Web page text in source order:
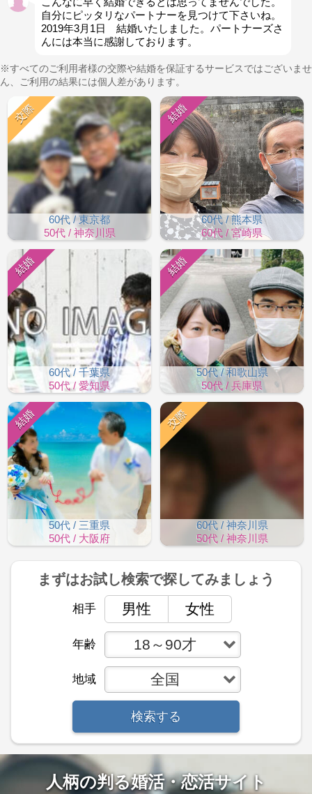
自分にピッタリなパートナーを見つけて下さいね。
2019年3月1日 結婚いたしました。パートナーズさ
んには本当に感謝しております。
※すべてのご利用者様の交際や結婚を保証するサービスではございませ
ん、ご利用の結果には個人差があります。
60代 / 東京都
50代 / 神奈川県
交際
60代 / 熊本県
60代 / 宮崎県
結婚
60代 / 千葉県
50代 / 愛知県
結婚
50代 / 和歌山県
50代 / 兵庫県
結婚
50代 / 三重県
50代 / 大阪府
結婚
60代 / 神奈川県
50代 / 神奈川県
交際
まずはお試し検索で探してみましょう
相手 男性 女性
年齢 18～90才
地域 全国
検索する
人柄の判る婚活・恋活サイト